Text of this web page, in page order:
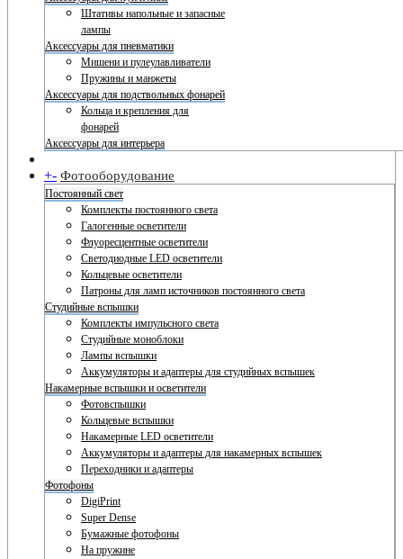
Штативы напольные и запасные
лампы
Аксессуары для пневматики
Мишени и пулеулавливатели
Пружины и манжеты
Аксессуары для подствольных фонарей
Кольца и крепления для
фонарей
Аксессуары для интерьера
+- Фотооборудование
Постоянный свет
Комплекты постоянного света
Галогенные осветители
Флуоресцентные осветители
Светодиодные LED осветители
Кольцевые осветители
Патроны для ламп источников постоянного света
Студийные вспышки
Комплекты импульсного света
Студийные моноблоки
Лампы вспышки
Аккумуляторы и адаптеры для студийных вспышек
Накамерные вспышки и осветители
Фотовспышки
Кольцевые вспышки
Накамерные LED осветители
Аккумуляторы и адаптеры для накамерных вспышек
Переходники и адаптеры
Фотофоны
DigiPrint
Super Dense
Бумажные фотофоны
На пружине